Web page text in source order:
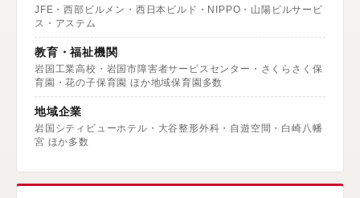
JFE・西部ビルメン・西日本ビルド・NIPPO・山陽ビルサービ
ス・アステム
教育・福祉機関
岩国工業高校・岩国市障害者サービスセンター・さくらさく保
育園・花の子保育園 ほか地域保育園多数
地域企業
岩国シティビューホテル・大谷整形外科・自遊空間・白崎八幡
宮 ほか多数